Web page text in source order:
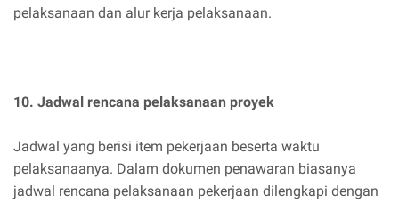
pelaksanaan dan alur kerja pelaksanaan.
10. Jadwal rencana pelaksanaan proyek
Jadwal yang berisi item pekerjaan beserta waktu
pelaksanaanya. Dalam dokumen penawaran biasanya
jadwal rencana pelaksanaan pekerjaan dilengkapi dengan